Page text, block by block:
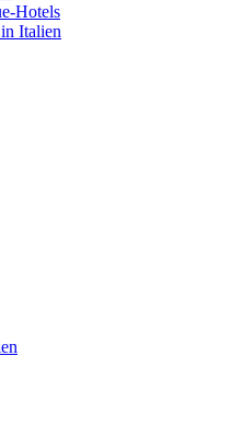
Hotels
Italien